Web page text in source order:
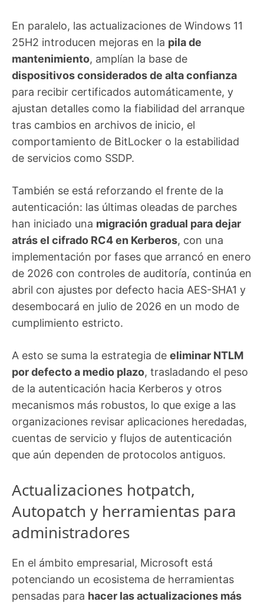
En paralelo, las actualizaciones de Windows 11
25H2 introducen mejoras en la pila de
mantenimiento, amplían la base de
dispositivos considerados de alta confianza
para recibir certificados automáticamente, y
ajustan detalles como la fiabilidad del arranque
tras cambios en archivos de inicio, el
comportamiento de BitLocker o la estabilidad
de servicios como SSDP.
También se está reforzando el frente de la
autenticación: las últimas oleadas de parches
han iniciado una migración gradual para dejar
atrás el cifrado RC4 en Kerberos, con una
implementación por fases que arrancó en enero
de 2026 con controles de auditoría, continúa en
abril con ajustes por defecto hacia AES-SHA1 y
desembocará en julio de 2026 en un modo de
cumplimiento estricto.
A esto se suma la estrategia de eliminar NTLM
por defecto a medio plazo, trasladando el peso
de la autenticación hacia Kerberos y otros
mecanismos más robustos, lo que exige a las
organizaciones revisar aplicaciones heredadas,
cuentas de servicio y flujos de autenticación
que aún dependen de protocolos antiguos.
Actualizaciones hotpatch,
Autopatch y herramientas para
administradores
En el ámbito empresarial, Microsoft está
potenciando un ecosistema de herramientas
pensadas para hacer las actualizaciones más